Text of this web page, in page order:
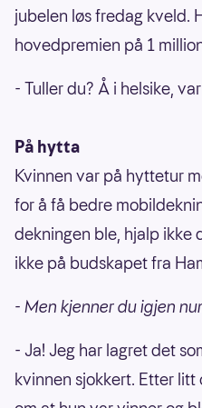
jubelen løs fredag kveld.
hovedpremien på 1
- Tuller du? Å i helsike,
På hytta
Kvinnen var på hyttetur
for å få bedre
dekningen ble, hjalp ikke
ikke på budskapet fra
- Men kjenner du igjen
- Ja! Jeg har lagret det
kvinnen sjokkert. Etter litt